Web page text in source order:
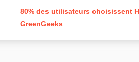
80% des utilisateurs choisissent
GreenGeeks